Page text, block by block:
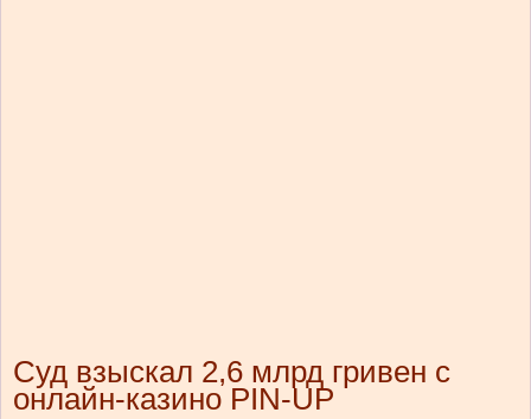
Суд взыскал 2,6 млрд гривен с
онлайн-казино PIN-UP